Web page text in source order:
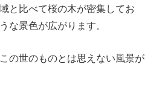
と比べて桜の木が密集してお
な景色が広がります。
の世のものとは思えない風景が